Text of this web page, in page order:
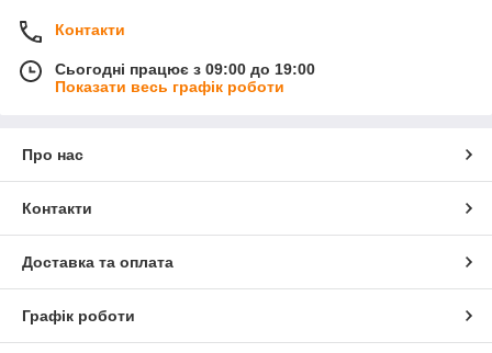
Контакти
Сьогодні працює з 09:00 до 19:00
Показати весь графік роботи
Про нас
Контакти
Доставка та оплата
Графік роботи